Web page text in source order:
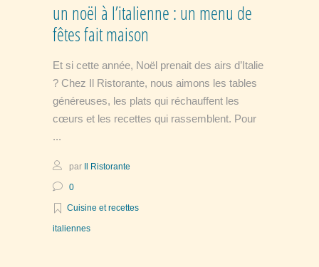
un noël à l’italienne : un menu de
fêtes fait maison
Et si cette année, Noël prenait des airs d’Italie
? Chez Il Ristorante, nous aimons les tables
généreuses, les plats qui réchauffent les
cœurs et les recettes qui rassemblent. Pour
par Il Ristorante
0
Cuisine et recettes
italiennes